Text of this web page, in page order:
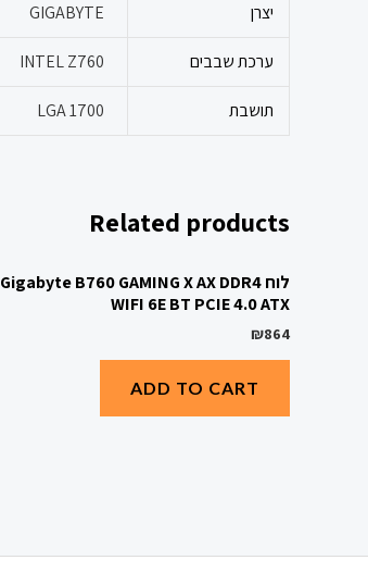
יצרן GIGABYTE
ערכת שבבים INTEL Z760
תושבת LGA 1700
Related products
לוח Gigabyte B760 GAMING X AX DDR4
WIFI 6E BT PCIE 4.0 ATX
₪864
ADD TO CART